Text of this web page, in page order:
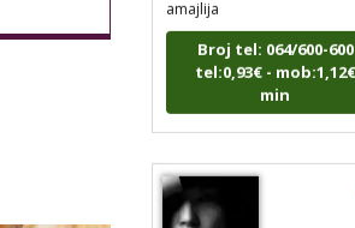
Broj tel: 064/600-600
tel:0,93€ - mob:1,12€
min